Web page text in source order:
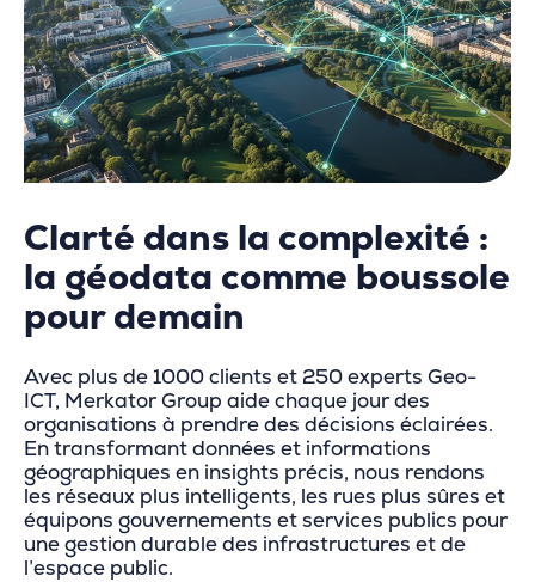
Clarté dans la complexité :
la géodata comme boussole
pour demain
Avec plus de 1000 clients et 250 experts Geo-
ICT, Merkator Group aide chaque jour des
organisations à prendre des décisions éclairées.
En transformant données et informations
géographiques en insights précis, nous rendons
les réseaux plus intelligents, les rues plus sûres et
équipons gouvernements et services publics pour
une gestion durable des infrastructures et de
l’espace public.